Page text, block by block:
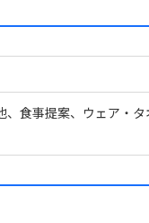
、食事提案、ウェア・